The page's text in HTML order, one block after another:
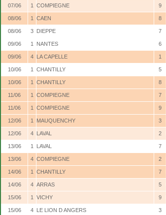
07/06 1 COMPIEGNE 9
08/06 1 CAEN 8
08/06 3 DIEPPE 7
09/06 1 NANTES 6
09/06 4 LA CAPELLE 1
10/06 1 CHANTILLY 5
10/06 1 CHANTILLY 8
11/06 1 COMPIEGNE 7
11/06 1 COMPIEGNE 9
12/06 1 MAUQUENCHY 3
12/06 4 LAVAL 2
13/06 1 LAVAL 7
13/06 4 COMPIEGNE 2
14/06 1 CHANTILLY 7
14/06 4 ARRAS 5
15/06 1 VICHY 9
15/06 4 LE LION D ANGERS 3